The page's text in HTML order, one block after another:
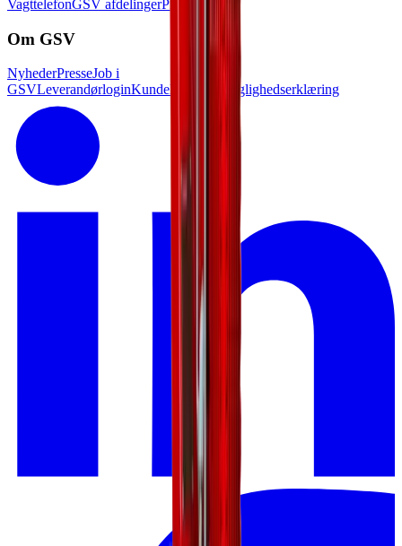
VagttelefonGSV afdelingerPressekontakt
Om GSV
NyhederPresseJob i
GSVLeverandørloginKundelogin Tilgænglighedserklæring